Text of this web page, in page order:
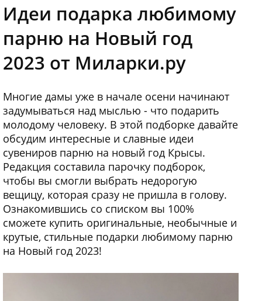
Идеи подарка любимому
парню на Новый год
2023 от Миларки.ру
Многие дамы уже в начале осени начинают
задумываться над мыслью - что подарить
молодому человеку. В этой подборке давайте
обсудим интересные и славные идеи
сувениров парню на новый год Крысы.
Редакция составила парочку подборок,
чтобы вы смогли выбрать недорогую
вещицу, которая сразу не пришла в голову.
Ознакомившись со списком вы 100%
сможете купить оригинальные, необычные и
крутые, стильные подарки любимому парню
на Новый год 2023!